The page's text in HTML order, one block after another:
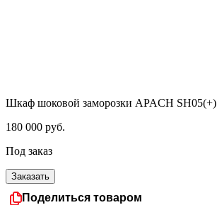
Шкаф шоковой заморозки APACH SH05(+)
180 000 руб.
Под заказ
Заказать
Поделиться товаром